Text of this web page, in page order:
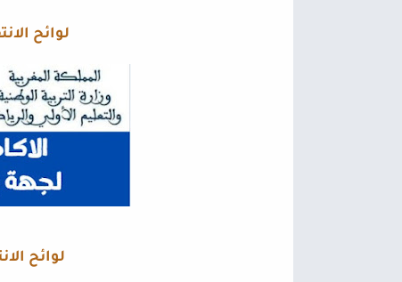
لوائح
لوائح